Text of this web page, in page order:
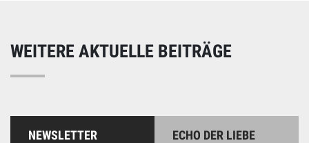
WEITERE AKTUELLE BEITRÄGE
NEWSLETTER ECHO DER LIEBE